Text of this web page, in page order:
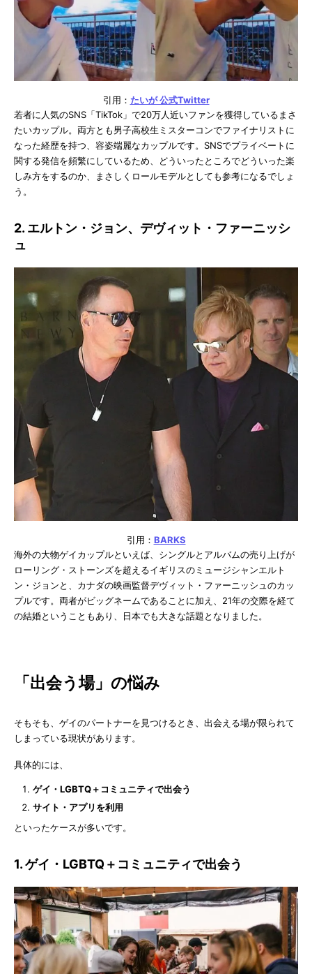
引用： たいが 公式Twitter
若者に人気のSNS「TikTok」で20万人近いファンを獲得しているまさ
たいカップル。両方とも男子高校生ミスターコンでファイナリストに
なった経歴を持つ、容姿端麗なカップルです。SNSでプライベートに
関する発信を頻繁にしているため、どういったところでどういった楽
しみ方をするのか、まさしくロールモデルとしても参考になるでしょ
う。
2. エルトン・ジョン、デヴィット・ファーニッシ
ュ
引用： BARKS
海外の大物ゲイカップルといえば、シングルとアルバムの売り上げが
ローリング・ストーンズを超えるイギリスのミュージシャンエルト
ン・ジョンと、カナダの映画監督デヴィット・ファーニッシュのカッ
プルです。両者がビッグネームであることに加え、21年の交際を経て
の結婚ということもあり、日本でも大きな話題となりました。
「出会う場」の悩み
そもそも、ゲイのパートナーを見つけるとき、出会える場が限られて
しまっている現状があります。
具体的には、
ゲイ・LGBTQ＋コミュニティで出会う
サイト・アプリを利用
といったケースが多いです。
1. ゲイ・LGBTQ＋コミュニティで出会う